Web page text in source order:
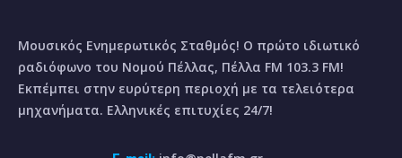
Μουσικός Ενημερωτικός Σταθμός! Ο πρώτο ιδιωτικό
ραδιόφωνο του Νομού Πέλλας, Πέλλα FM 103.3 FM!
Εκπέμπει στην ευρύτερη περιοχή με τα τελειότερα
μηχανήματα. Ελληνικές επιτυχίες 24/7!